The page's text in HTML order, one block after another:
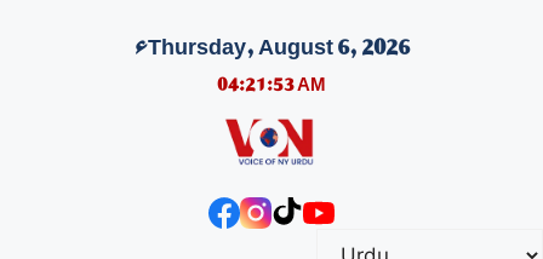
Thursday, August 6, 2026ء
04:21:53 AM